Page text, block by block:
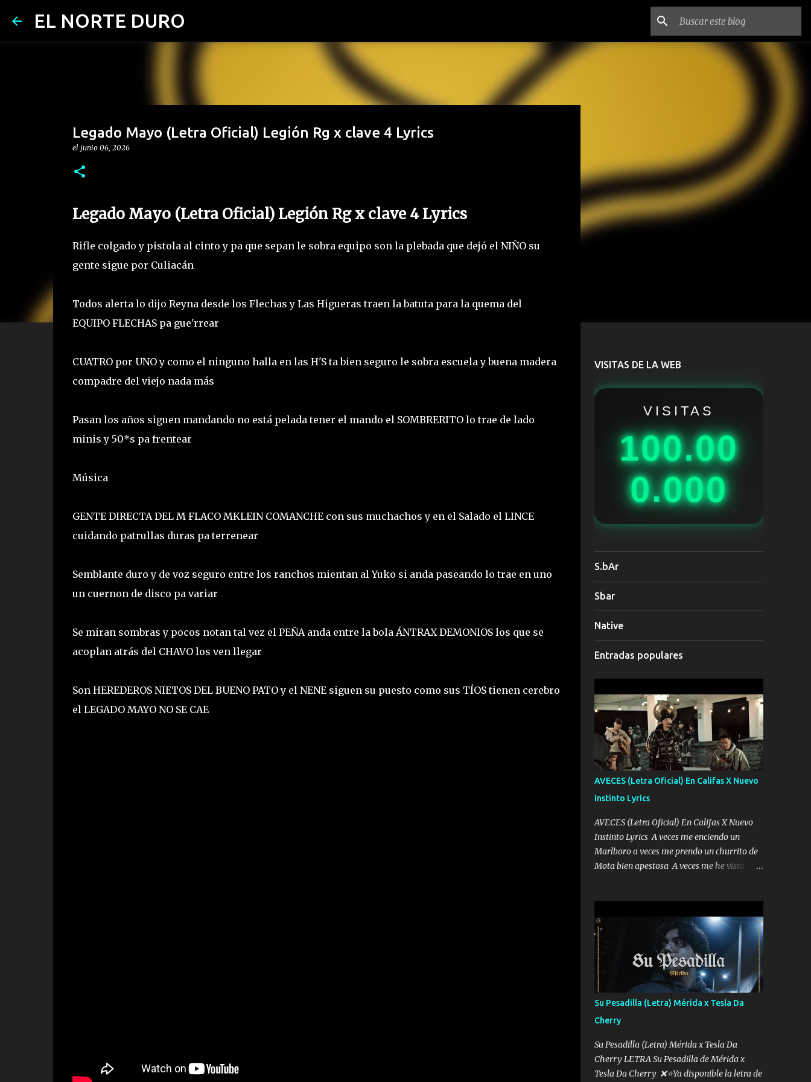
EL NORTE DURO
Legado Mayo (Letra Oficial) Legión Rg x clave 4 Lyrics
el junio 06, 2026
Legado Mayo (Letra Oficial) Legión Rg x clave 4 Lyrics
Rifle colgado y pistola al cinto y pa que sepan le sobra equipo son la plebada que dejó el NIÑO su
gente sigue por Culiacán
Todos alerta lo dijo Reyna desde los Flechas y Las Higueras traen la batuta para la quema del
EQUIPO FLECHAS pa gue'rrear
CUATRO por UNO y como el ninguno halla en las H'S ta bien seguro le sobra escuela y buena madera
compadre del viejo nada más
Pasan los años siguen mandando no está pelada tener el mando el SOMBRERITO lo trae de lado
minis y 50*s pa frentear
Música
GENTE DIRECTA DEL M FLACO MKLEIN COMANCHE con sus muchachos y en el Salado el LINCE
cuidando patrullas duras pa terrenear
Semblante duro y de voz seguro entre los ranchos mientan al Yuko si anda paseando lo trae en uno
un cuernon de disco pa variar
Se miran sombras y pocos notan tal vez el PEÑA anda entre la bola ÁNTRAX DEMONIOS los que se
acoplan atrás del CHAVO los ven llegar
Son HEREDEROS NIETOS DEL BUENO PATO y el NENE siguen su puesto como sus TÍOS tienen cerebro
el LEGADO MAYO NO SE CAE
VISITAS DE LA WEB
VISITAS
100.00
0.000
S.bAr
Sbar
Native
Entradas populares
AVECES (Letra Oficial) En Califas X Nuevo
Instinto Lyrics
AVECES (Letra Oficial) En Califas X Nuevo
Instinto Lyrics A veces me enciendo un
Marlboro a veces me prendo un churrito de
Mota bien apestosa A veces me he visto
me mandó yo tengo el control a todos yo les
paro el dedo soy hocicon un malcriado un
malandrón Que Les importa no saben nada
falsas las risas las que me miran hay gente
corriente no quieren verte subir de level
trucha mis plebes Música A veces me pongo
un sombrero a veces me ven la cachucha de
lado con la mirada siempre en alto A veces
me fajó una super o a veces me fajó una
Glock siempre armado todas las
generaciones yo traigo El chiste es que hago
Su Pesadilla (Letra) Mérida x Tesla Da
Cherry
Su Pesadilla (Letra) Mérida x Tesla Da
Cherry LETRA Su Pesadilla de Mérida x
Tesla Da Cherry ❌⭐Ya disponible la letra de